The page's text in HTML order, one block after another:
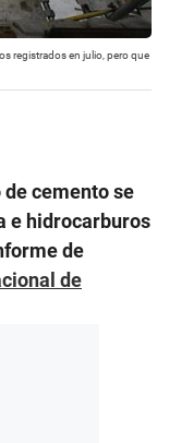
registrados en julio, pero que
cemento se
e hidrocarburos
de
de